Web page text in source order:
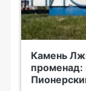
Камень
променад: